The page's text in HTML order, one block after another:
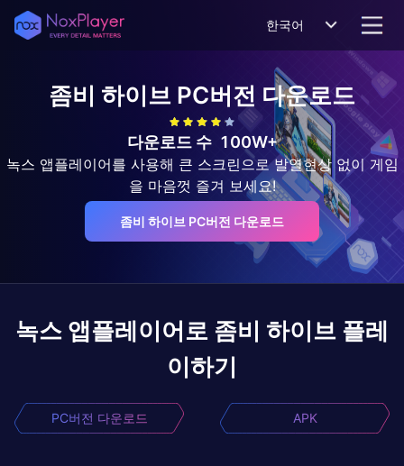
한국어
좀비 하이브 PC버전 다운로드
다운로드 수 100W+
녹스 앱플레이어를 사용해 큰 스크린으로 발열현상 없이 게임
을 마음껏 즐겨 보세요!
좀비 하이브 PC버전 다운로드
녹스 앱플레이어로 좀비 하이브 플레
이하기
PC버전 다운로드 APK